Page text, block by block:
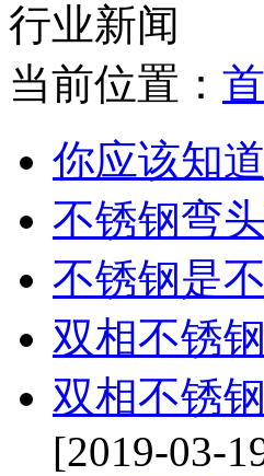
行业新闻
当前位置：
你应该知
不锈钢弯
不锈钢是
双相不锈
双相不锈
[2019-03-